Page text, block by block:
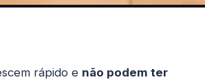
rápido e não podem ter